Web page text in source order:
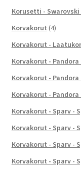
Korusetti - Swarovski
Korvakorut (4)
Korvakorut -
Korvakorut - Pandora
Korvakorut -
Korvakorut -
Korvakorut - Sparv -
Korvakorut - Sparv -
Korvakorut - Sparv -
Korvakorut - Sparv -